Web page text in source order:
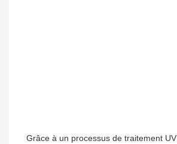
Grâce à un processus de traitement UV